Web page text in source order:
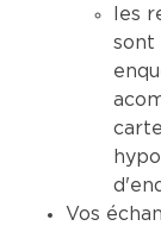
les
sont
Vos